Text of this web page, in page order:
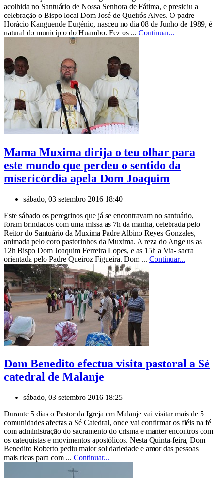
acolhida no Santuário de Nossa Senhora de Fátima, e presidiu a
celebração o Bispo local Dom José de Queirós Alves. O padre
Horácio Kanguende Eugénio, nasceu no dia 08 de Junho de 1989, é
natural do município do Huambo. Fez os ... Continuar...
Mama Muxima dirija o teu olhar para
este mundo que perdeu o sentido da
misericórdia apela Dom Joaquim
sábado, 03 setembro 2016 18:40
Este sábado os peregrinos que já se encontravam no santuário,
foram brindados com uma missa as 7h da manha, celebrada pelo
Reitor do Santuário da Muxima Padre Albino Reyes Gonzales,
animada pelo coro pastorinhos da Muxima. A reza do Angelus as
12h Bispo Dom Joaquim Ferreira Lopes, e as 15h a Via- sacra
orientada pelo Padre Queiroz Figueira. Dom ... Continuar...
Dom Benedito efectua visita pastoral a Sé
catedral de Malanje
sábado, 03 setembro 2016 18:25
Durante 5 dias o Pastor da Igreja em Malanje vai visitar mais de 5
comunidades afectas a Sé Catedral, onde vai confirmar os fiéis na fé
com administração do sacramento do crisma e manter encontros com
os catequistas e movimentos apostólicos. Nesta Quinta-feira, Dom
Benedito Roberto pediu maior solidariedade e amor das pessoas
mais ricas para com ... Continuar...